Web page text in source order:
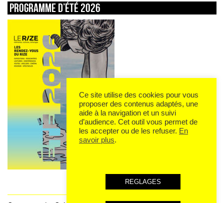
Programme d’été 2026
Ce site utilise des cookies pour vous
proposer des contenus adaptés, une
aide à la navigation et un suivi
d’audience. Cet outil vous permet de
les accepter ou de les refuser. En
savoir plus.
REGLAGES